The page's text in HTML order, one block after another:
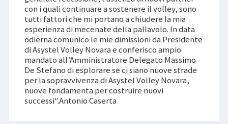
con i quali continuare a sostenere il volley, sono
tutti fattori che mi portano a chiudere la mia
esperienza di mecenate della pallavolo. In data
odierna comunico le mie dimissioni da Presidente
di Asystel Volley Novara e conferisco ampio
mandato all’Amministratore Delegato Massimo
De Stefano di esplorare se ci siano nuove strade
per la sopravvivenza di Asystel Volley Novara,
nuove fondamenta per costruire nuovi
successi".Antonio Caserta